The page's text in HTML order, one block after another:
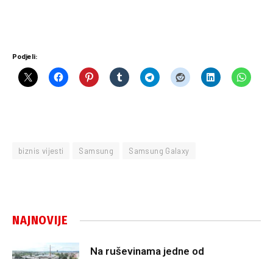
Podjeli:
biznis vijesti Samsung Samsung Galaxy
NAJNOVIJE
Na ruševinama jedne od